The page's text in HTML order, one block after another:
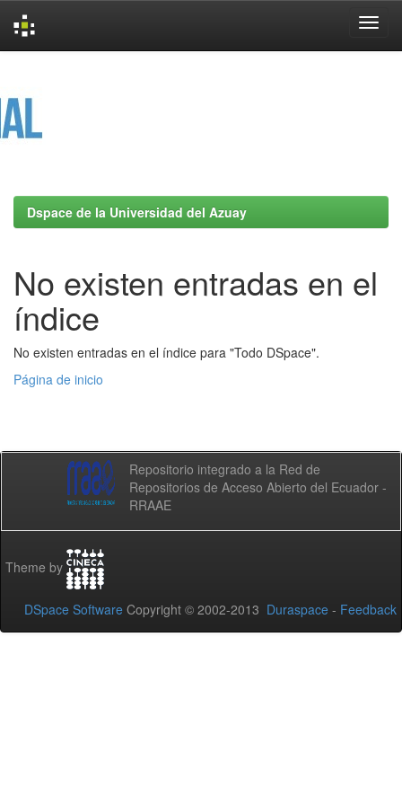
Dspace de la Universidad del Azuay
No existen entradas en el
índice
No existen entradas en el índice para "Todo DSpace".
Página de inicio
Repositorio integrado a la Red de
Repositorios de Acceso Abierto del Ecuador -
RRAAE
Theme by
DSpace Software Copyright © 2002-2013 Duraspace - Feedback